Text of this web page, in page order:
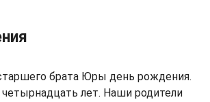
брата Юры день рождения.
лет. Наши родители